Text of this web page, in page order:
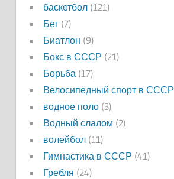
баскетбол(121)
Бег(7)
Биатлон (9)
Бокс в СССР (21)
Борьба (17)
Велосипедный спорт в СССР
водное поло(3)
Водный слалом (2)
волейбол(11)
Гимнастика в СССР (41)
Гребля (24)